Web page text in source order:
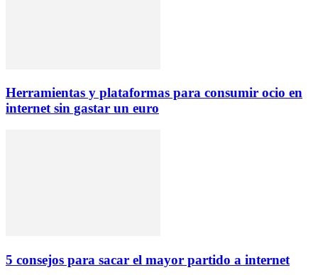
Herramientas y plataformas para consumir ocio en
internet sin gastar un euro
5 consejos para sacar el mayor partido a internet